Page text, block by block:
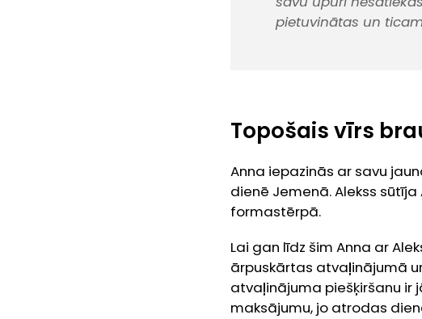
pietuvinātas un
Topošais vīrs
Anna iepazinās ar savu
dienē Jemenā. Alekss
formastērpā.
Lai gan līdz šim Anna ar
ārpuskārtas atvaļinājumā
atvaļinājuma piešķiršanu ir
maksājumu, jo atrodas